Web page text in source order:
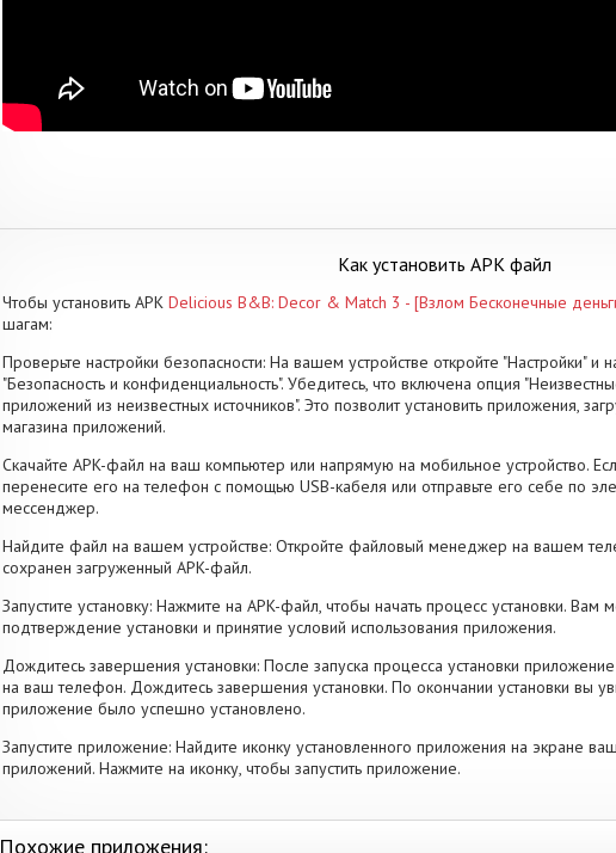
Как установить APK файл
Чтобы установить APK Delicious B&B: Decor & Match 3 - [Взлом Бесконечные
шагам:
Проверьте настройки безопасности: На вашем устройстве откройте "Настройки" и
"Безопасность и конфиденциальность". Убедитесь, что включена опция
приложений из неизвестных источников". Это позволит установить приложения,
магазина приложений.
Скачайте APK-файл на ваш компьютер или напрямую на мобильное устройство.
перенесите его на телефон с помощью USB-кабеля или отправьте его себе по
мессенджер.
Найдите файл на вашем устройстве: Откройте файловый менеджер на вашем
сохранен загруженный APK-файл.
Запустите установку: Нажмите на APK-файл, чтобы начать процесс установки. Вам
подтверждение установки и принятие условий использования приложения.
Дождитесь завершения установки: После запуска процесса установки
на ваш телефон. Дождитесь завершения установки. По окончании установки вы
приложение было успешно установлено.
Запустите приложение: Найдите иконку установленного приложения на экране
приложений. Нажмите на иконку, чтобы запустить приложение.
Похожие приложения: